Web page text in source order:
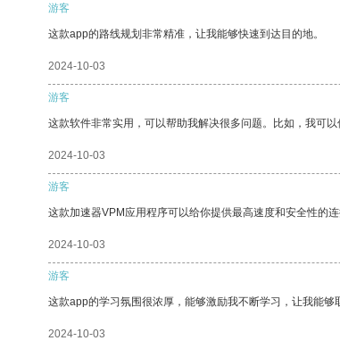
游客
这款app的路线规划非常精准，让我能够快速到达目的地。
2024-10-03
游客
这款软件非常实用，可以帮助我解决很多问题。比如，我可
2024-10-03
游客
这款加速器VPM应用程序可以给你提供最高速度和安全性的
2024-10-03
游客
这款app的学习氛围很浓厚，能够激励我不断学习，让我能够
2024-10-03